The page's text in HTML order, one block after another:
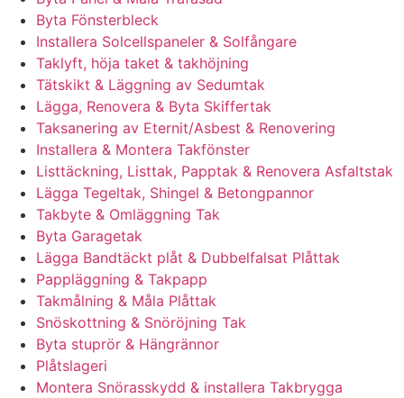
Byta Fönsterbleck
Installera Solcellspaneler & Solfångare
Taklyft, höja taket & takhöjning
Tätskikt & Läggning av Sedumtak
Lägga, Renovera & Byta Skiffertak
Taksanering av Eternit/Asbest & Renovering
Installera & Montera Takfönster
Listtäckning, Listtak, Papptak & Renovera Asfaltstak
Lägga Tegeltak, Shingel & Betongpannor
Takbyte & Omläggning Tak
Byta Garagetak
Lägga Bandtäckt plåt & Dubbelfalsat Plåttak
Pappläggning & Takpapp
Takmålning & Måla Plåttak
Snöskottning & Snöröjning Tak
Byta stuprör & Hängrännor
Plåtslageri
Montera Snörasskydd & installera Takbrygga